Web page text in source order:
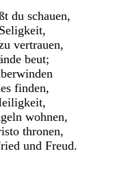
du schauen,
vertrauen,
beut;
finden,
wohnen,
thronen,
und Freud.